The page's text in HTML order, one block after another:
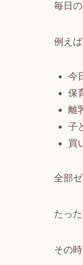
毎日
例えば
今
保
離
子
買
全部
たっ
その